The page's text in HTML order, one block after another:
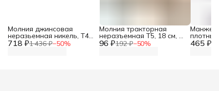
718 ₽1 436 ₽−50%
Молния джинсовая
неразьемная никель, Т4-
12см, ширина 2,8 см, 10 96 ₽192 ₽−50%
Молния тракторная
неразъемная Т5, 18 см, 1
замок, Айрис, 128 465 ₽
для